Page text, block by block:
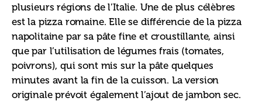
plusieurs régions de l’Italie. Une de plus célèbres
est la pizza romaine. Elle se différencie de la pizza
napolitaine par sa pâte fine et croustillante, ainsi
que par l’utilisation de légumes frais (tomates,
poivrons), qui sont mis sur la pâte quelques
minutes avant la fin de la cuisson. La version
originale prévoit également l’ajout de jambon sec.